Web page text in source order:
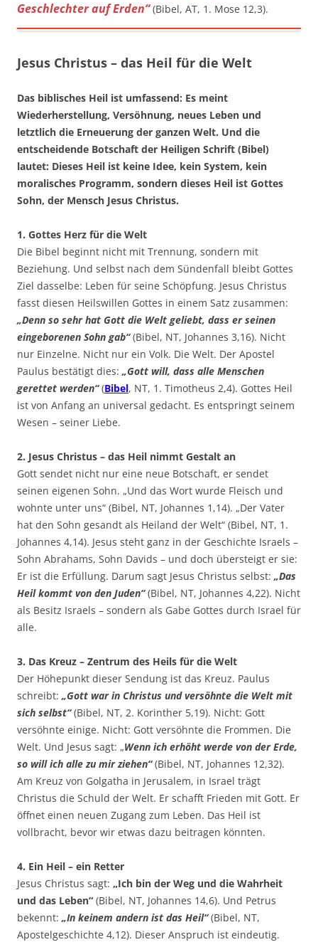
Geschlechter auf Erden“(Bibel, AT, 1. Mose 12,3).
Jesus Christus – das Heil für die Welt
Das biblisches Heil ist umfassend: Es meint
Wiederherstellung, Versöhnung, neues Leben und
letztlich die Erneuerung der ganzen Welt. Und die
entscheidende Botschaft der Heiligen Schrift (Bibel)
lautet: Dieses Heil ist keine Idee, kein System, kein
moralisches Programm, sondern dieses Heil ist Gottes
Sohn, der Mensch Jesus Christus.
1. Gottes Herz für die Welt
Die Bibel beginnt nicht mit Trennung, sondern mit
Beziehung. Und selbst nach dem Sündenfall bleibt Gottes
Ziel dasselbe: Leben für seine Schöpfung. Jesus Christus
fasst diesen Heilswillen Gottes in einem Satz zusammen:
„Denn so sehr hat Gott die Welt geliebt, dass er seinen
eingeborenen Sohn gab“(Bibel, NT, Johannes 3,16). Nicht
nur Einzelne. Nicht nur ein Volk. Die Welt. Der Apostel
Paulus bestätigt dies: „Gott will, dass alle Menschen
gerettet werden“(Bibel, NT, 1. Timotheus 2,4). Gottes Heil
ist von Anfang an universal gedacht. Es entspringt seinem
Wesen – seiner Liebe.
2. Jesus Christus – das Heil nimmt Gestalt an
Gott sendet nicht nur eine neue Botschaft, er sendet
seinen eigenen Sohn. „Und das Wort wurde Fleisch und
wohnte unter uns“ (Bibel, NT, Johannes 1,14). „Der Vater
hat den Sohn gesandt als Heiland der Welt“ (Bibel, NT, 1.
Johannes 4,14). Jesus steht ganz in der Geschichte Israels –
Sohn Abrahams, Sohn Davids – und doch übersteigt er sie:
Er ist die Erfüllung. Darum sagt Jesus Christus selbst: „Das
Heil kommt von den Juden“(Bibel, NT, Johannes 4,22). Nicht
als Besitz Israels – sondern als Gabe Gottes durch Israel für
alle.
3. Das Kreuz – Zentrum des Heils für die Welt
Der Höhepunkt dieser Sendung ist das Kreuz. Paulus
schreibt: „Gott war in Christus und versöhnte die Welt mit
sich selbst“(Bibel, NT, 2. Korinther 5,19). Nicht: Gott
versöhnte einige. Nicht: Gott versöhnte die Frommen. Die
Welt. Und Jesus sagt: „Wenn ich erhöht werde von der Erde,
so will ich alle zu mir ziehen“(Bibel, NT, Johannes 12,32).
Am Kreuz von Golgatha in Jerusalem, in Israel trägt
Christus die Schuld der Welt. Er schafft Frieden mit Gott. Er
öffnet einen neuen Zugang zum Leben. Das Heil ist
vollbracht, bevor wir etwas dazu beitragen könnten.
4. Ein Heil – ein Retter
Jesus Christus sagt: „Ich bin der Weg und die Wahrheit
und das Leben“ (Bibel, NT, Johannes 14,6). Und Petrus
bekennt: „In keinem andern ist das Heil“(Bibel, NT,
Apostelgeschichte 4,12). Dieser Anspruch ist eindeutig.